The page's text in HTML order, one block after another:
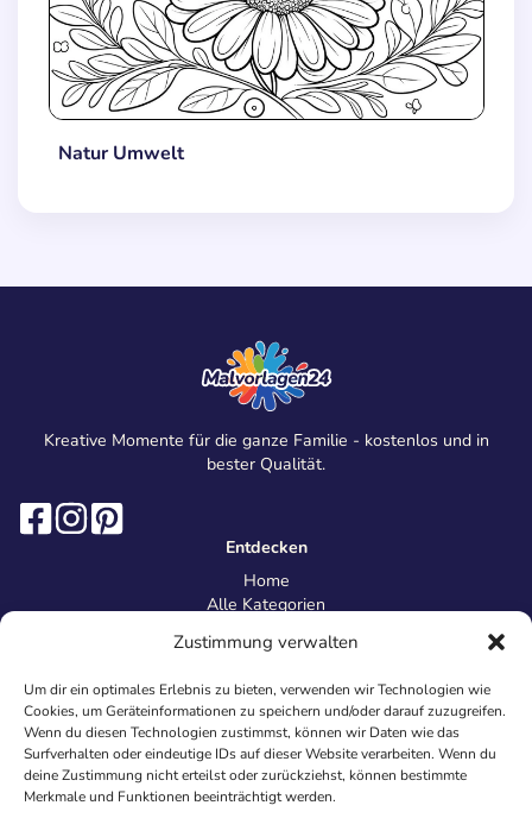
Zustimmung verwalten
Um dir ein optimales Erlebnis zu bieten, verwenden wir Technologien wie
Cookies, um Geräteinformationen zu speichern und/oder darauf zuzugreifen.
Wenn du diesen Technologien zustimmst, können wir Daten wie das
Surfverhalten oder eindeutige IDs auf dieser Website verarbeiten. Wenn du
deine Zustimmung nicht erteilst oder zurückziehst, können bestimmte
Merkmale und Funktionen beeinträchtigt werden.
Natur Umwelt
Kreative Momente für die ganze Familie - kostenlos und in
bester Qualität.
Entdecken
Home
Alle Kategorien
Information
Über uns
Kontakt
Inhaltsrichtlinien
Recht & Datenschutz
Impressum